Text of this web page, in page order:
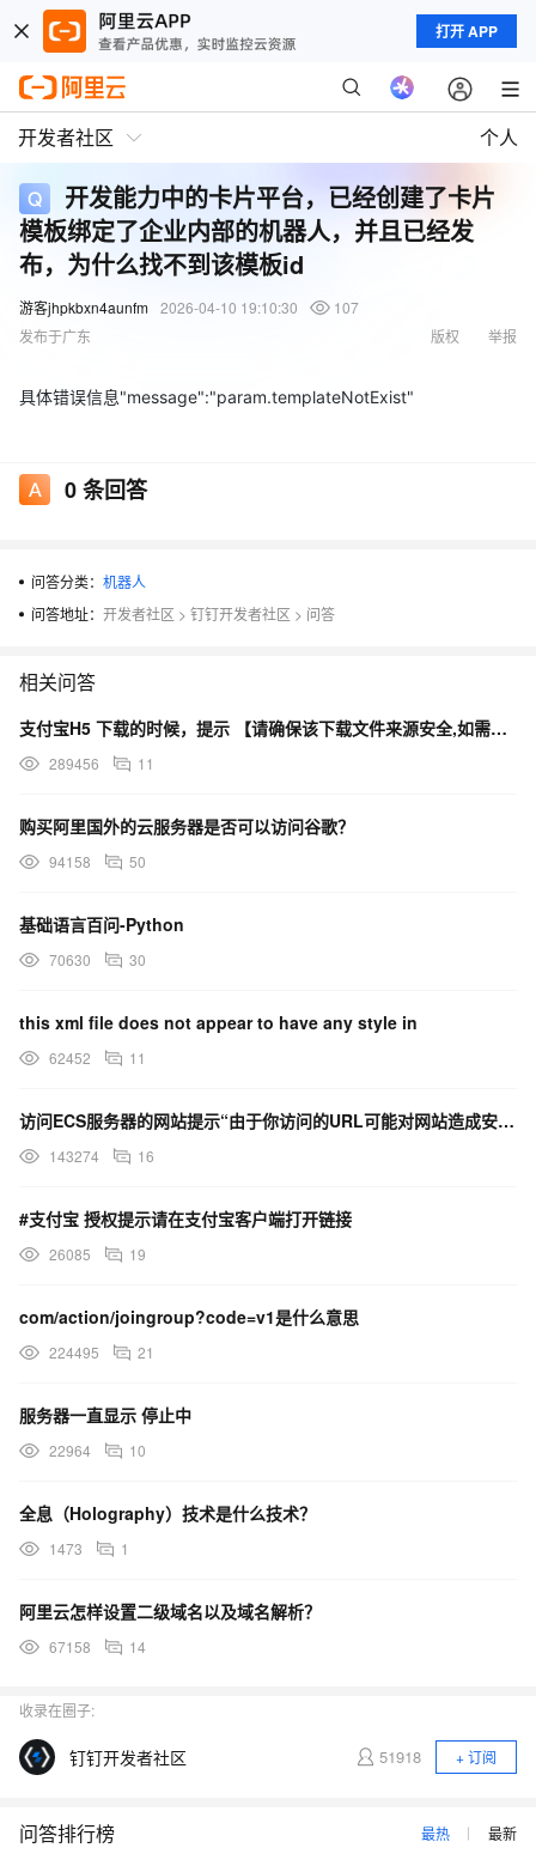
打开 APP
开发者社区 个人
开发能力中的卡片平台，已经创建了卡片
模板绑定了企业内部的机器人，并且已经发
布，为什么找不到该模板id
游客jhpkbxn4aunfm 2026-04-10 19:10:30
107
发布于广东
举报
版权
具体错误信息"message":"param.templateNotExist"
0条回答
问答分类： 机器人
问答地址： 开发者社区 > 钉钉开发者社区 > 问答
相关问答
支付宝H5 下载的时候，提示 【请确保该下载文件来源安全,如需浏览,请长按网址复制后使用浏览器访问】
289456 11
购买阿里国外的云服务器是否可以访问谷歌？
94158 50
基础语言百问-Python
70630 30
this xml file does not appear to have any style in
62452 11
访问ECS服务器的网站提示“由于你访问的URL可能对网站造成安全威胁，您的访问被阻断”，这是什么原因？
143274 16
#支付宝 授权提示请在支付宝客户端打开链接
26085 19
com/action/joingroup?code=v1是什么意思
224495 21
服务器一直显示 停止中
22964 10
全息（Holography）技术是什么技术？
1473 1
阿里云怎样设置二级域名以及域名解析？
67158 14
收录在圈子:
钉钉开发者社区 51918 + 订阅
问答排行榜 最热 最新